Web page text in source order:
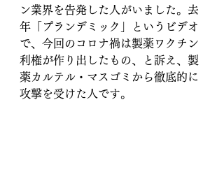
ン業界を告発した人がいました。去
年「プランデミック」というビデオ
で、今回のコロナ禍は製薬ワクチン
利権が作り出したもの、と訴え、製
薬カルテル・マスゴミから徹底的に
攻撃を受けた人です。